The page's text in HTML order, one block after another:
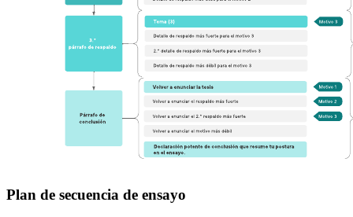
Plan de secuencia de ensayo